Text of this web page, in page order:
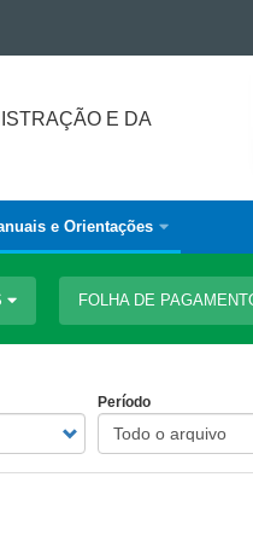
E DA
e Orientações
FOLHA DE
Período